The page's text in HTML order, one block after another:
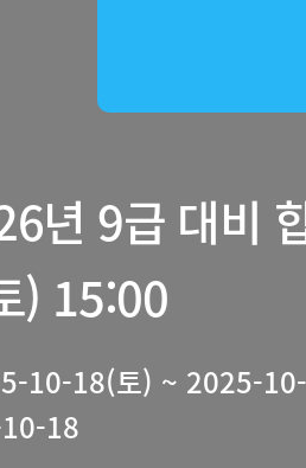
년 9급 대비
) 15:00
10-18(토) ~ 2025-
18